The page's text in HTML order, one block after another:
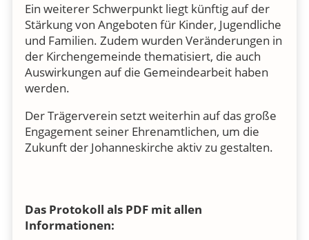
Ein weiterer Schwerpunkt liegt künftig auf der
Stärkung von Angeboten für Kinder, Jugendliche
und Familien. Zudem wurden Veränderungen in
der Kirchengemeinde thematisiert, die auch
Auswirkungen auf die Gemeindearbeit haben
werden.
Der Trägerverein setzt weiterhin auf das große
Engagement seiner Ehrenamtlichen, um die
Zukunft der Johanneskirche aktiv zu gestalten.
Das Protokoll als PDF mit allen
Informationen: